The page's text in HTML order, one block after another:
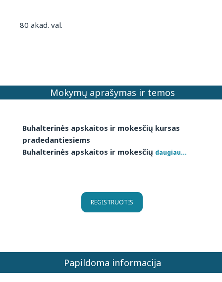
80 akad. val.
Mokymų aprašymas ir temos
Buhalterinės apskaitos ir mokesčių kursas
pradedantiesiems
Buhalterinės apskaitos ir mokesčių daugiau...
REGISTRUOTIS
Papildoma informacija